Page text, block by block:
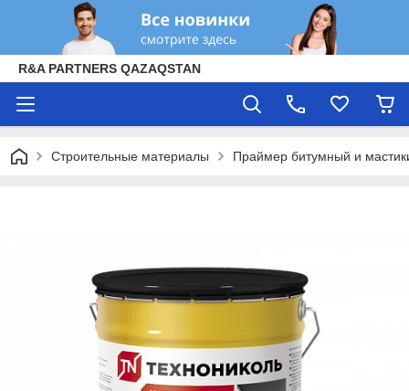
R&A PARTNERS QAZAQSTAN
Строительные материалы Праймер битумный и